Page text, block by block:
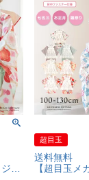
ンコテージ
超目玉
送料無料
【超目玉メガセール】エプロン着物ワンピース 和装 3才 7才 女の子 七五三 お